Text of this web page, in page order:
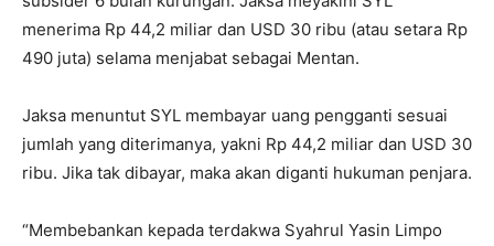
menerima Rp 44,2 miliar dan USD 30 ribu (atau setara Rp
490 juta) selama menjabat sebagai Mentan.
Jaksa menuntut SYL membayar uang pengganti sesuai
jumlah yang diterimanya, yakni Rp 44,2 miliar dan USD 30
ribu. Jika tak dibayar, maka akan diganti hukuman penjara.
“Membebankan kepada terdakwa Syahrul Yasin Limpo